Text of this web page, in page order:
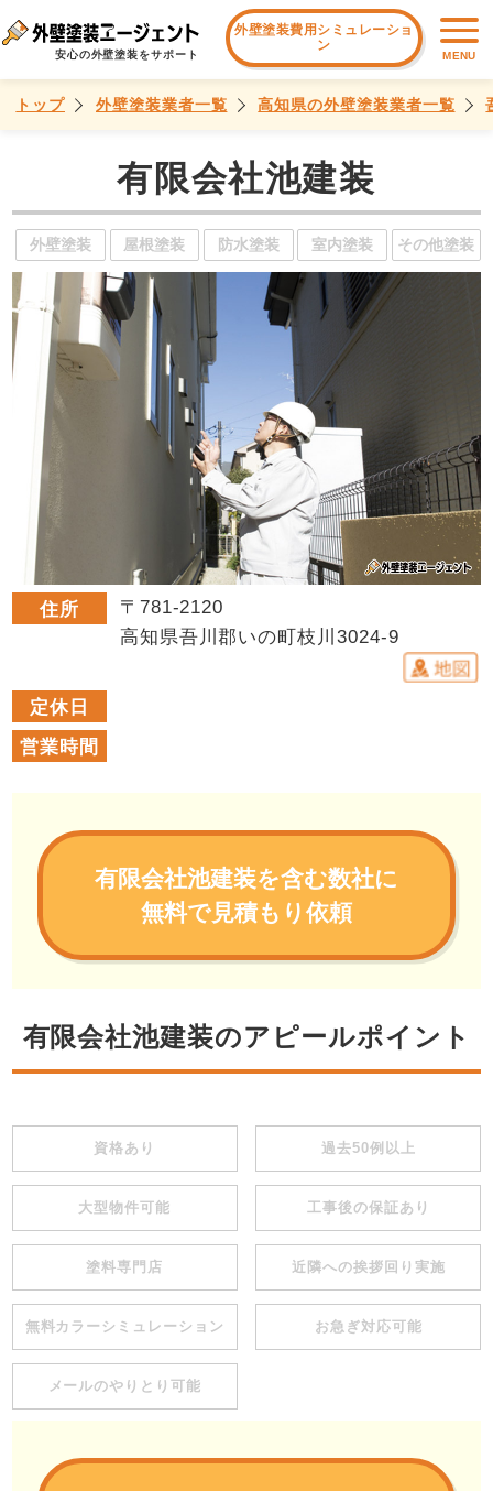
安心の外壁塗装をサポート
外壁塗装費用シミュレーショ
ン
MENU
トップ 外壁塗装業者一覧 高知県の外壁塗装業者一覧
有限会社池建装
外壁塗装 屋根塗装 防水塗装 室内塗装 その他塗装
住所
〒781-2120
高知県吾川郡いの町枝川3024-9
定休日
営業時間
有限会社池建装を含む数社に
無料で見積もり依頼
有限会社池建装のアピールポイント
資格あり 過去50例以上
大型物件可能 工事後の保証あり
塗料専門店 近隣への挨拶回り実施
無料カラーシミュレーション お急ぎ対応可能
メールのやりとり可能